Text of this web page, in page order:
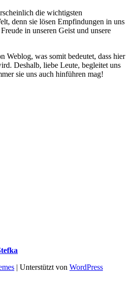
die wichtigsten
denn sie lösen Empfindungen in uns
in unseren Geist und unsere
Weblog, was somit bedeutet, dass hier
Deshalb, liebe Leute, begleitet uns
sie uns auch hinführen mag!
| Unterstützt von WordPress